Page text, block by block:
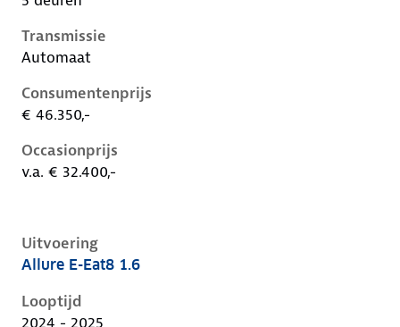
Transmissie
Automaat
Consumentenprijs
€ 46.350,-
Occasionprijs
v.a. € 32.400,-
Uitvoering
Peugeot 408 i, 1.6, 165 kW, Plug-in Hybride
Allure E-Eat8 1.6
Looptijd
2024 - 2025